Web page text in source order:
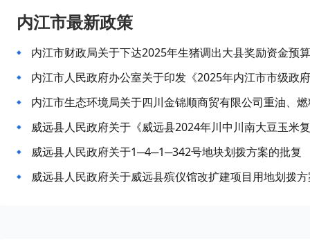
内江市最新政策
内江市财政局关于下达2025年生猪调出大县奖励资金预
内江市人民政府办公室关于印发《2025年内江市市级政
威远县人民政府关于1─4─1─342号地块划拨方案的批复
威远县人民政府关于威远县殡仪馆改扩建项目用地划拨